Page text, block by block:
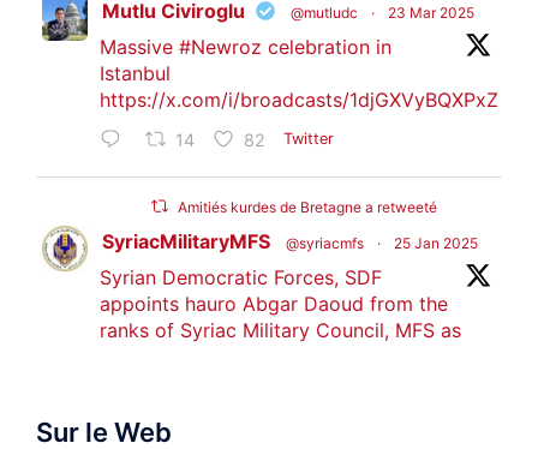
Mutlu Civiroglu @mutludc · 23 Mar 2025
Massive #Newroz celebration in
Istanbul
https://x.com/i/broadcasts/1djGXVyBQXPxZ
14 82 Twitter
Amitiés kurdes de Bretagne a retweeté
SyriacMilitaryMFS @syriacmfs · 25 Jan 2025
Syrian Democratic Forces, SDF
appoints hauro Abgar Daoud from the
ranks of Syriac Military Council, MFS as
ܟܫܝܪܘܬܐ ܒܘܠܝܬܐ ܚܘܪܐ ܐܒܓܪ
Sur le Web